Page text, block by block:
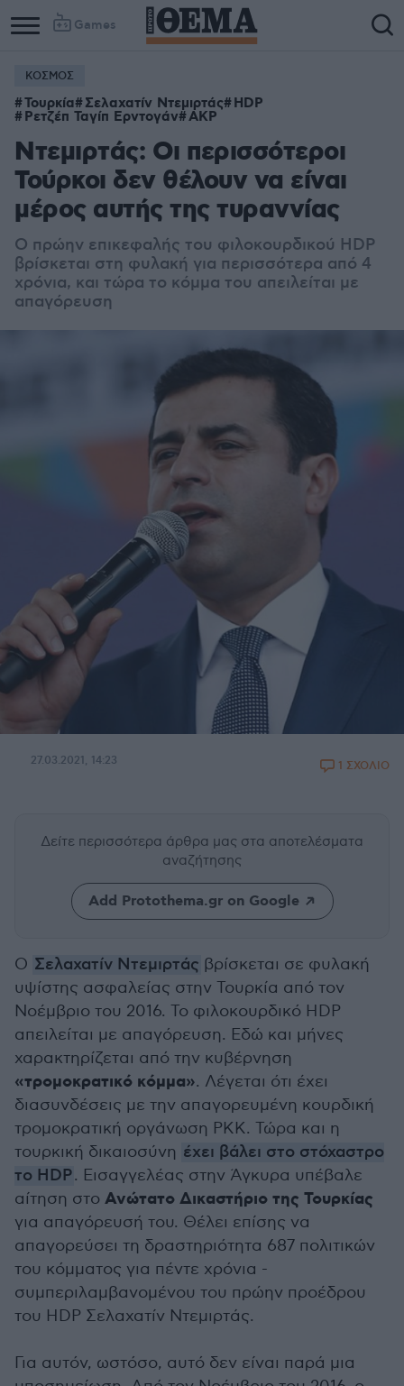
Games
ΚΟΣΜΟΣ
Τουρκία Σελαχατίν Ντεμιρτάς HDP
Ρετζέπ Ταγίπ Ερντογάν AKP
Ντεμιρτάς: Οι περισσότεροι
Τούρκοι δεν θέλουν να είναι
μέρος αυτής της τυραννίας
Ο πρώην επικεφαλής του φιλοκουρδικού HDP
βρίσκεται στη φυλακή για περισσότερα από 4
χρόνια, και τώρα το κόμμα του απειλείται με
απαγόρευση
27.03.2021, 14:23 1 ΣΧΟΛΙΟ
Δείτε περισσότερα άρθρα μας στα αποτελέσματα
αναζήτησης
Add Protothema.gr on Google
Ο Σελαχατίν Ντεμιρτάς βρίσκεται σε φυλακή
υψίστης ασφαλείας στην Τουρκία από τον
Νοέμβριο του 2016. Το φιλοκουρδικό HDP
απειλείται με απαγόρευση. Εδώ και μήνες
χαρακτηρίζεται από την κυβέρνηση
«τρομοκρατικό κόμμα». Λέγεται ότι έχει
διασυνδέσεις με την απαγορευμένη κουρδική
τρομοκρατική οργάνωση PKK. Τώρα και η
τουρκική δικαιοσύνη έχει βάλει στο στόχαστρο
το HDP. Εισαγγελέας στην Άγκυρα υπέβαλε
αίτηση στο Ανώτατο Δικαστήριο της Τουρκίας
για απαγόρευσή του. Θέλει επίσης να
απαγορεύσει τη δραστηριότητα 687 πολιτικών
του κόμματος για πέντε χρόνια -
συμπεριλαμβανομένου του πρώην προέδρου
του HDP Σελαχατίν Ντεμιρτάς.
Για αυτόν, ωστόσο, αυτό δεν είναι παρά μια